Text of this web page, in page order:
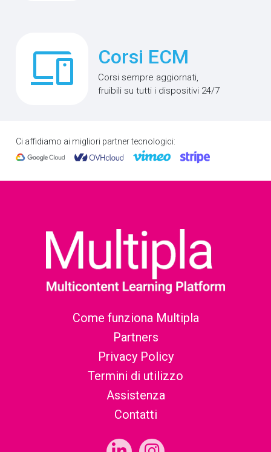
phonelink Corsi ECM
Corsi sempre aggiornati,
fruibili su tutti i dispositivi 24/7
Ci affidiamo ai migliori partner tecnologici:
Come funziona Multipla
Partners
Privacy Policy
Termini di utilizzo
Assistenza
Contatti